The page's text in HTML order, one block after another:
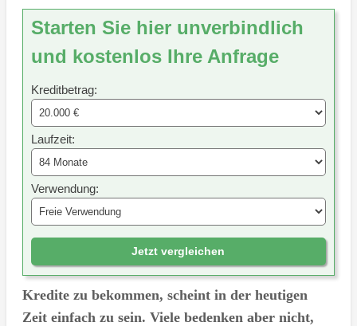
Starten Sie hier unverbindlich
und kostenlos Ihre Anfrage
Kreditbetrag:
Laufzeit:
Verwendung:
Jetzt vergleichen
Kredite zu bekommen, scheint in der heutigen
Zeit einfach zu sein. Viele bedenken aber nicht,